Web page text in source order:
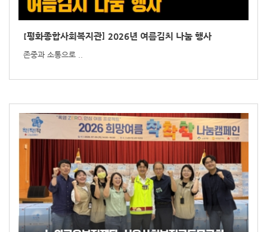
[평화종합사회복지관] 2026년 여름김치 나눔 행사
존중과 소통으로 ..